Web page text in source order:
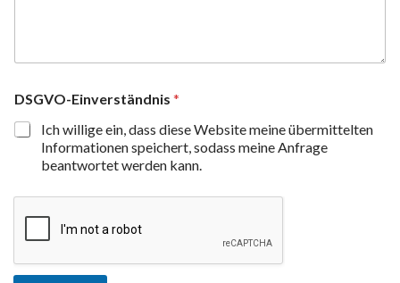
DSGVO-Einverständnis *
Ich willige ein, dass diese Website meine übermittelten
Informationen speichert, sodass meine Anfrage
beantwortet werden kann.